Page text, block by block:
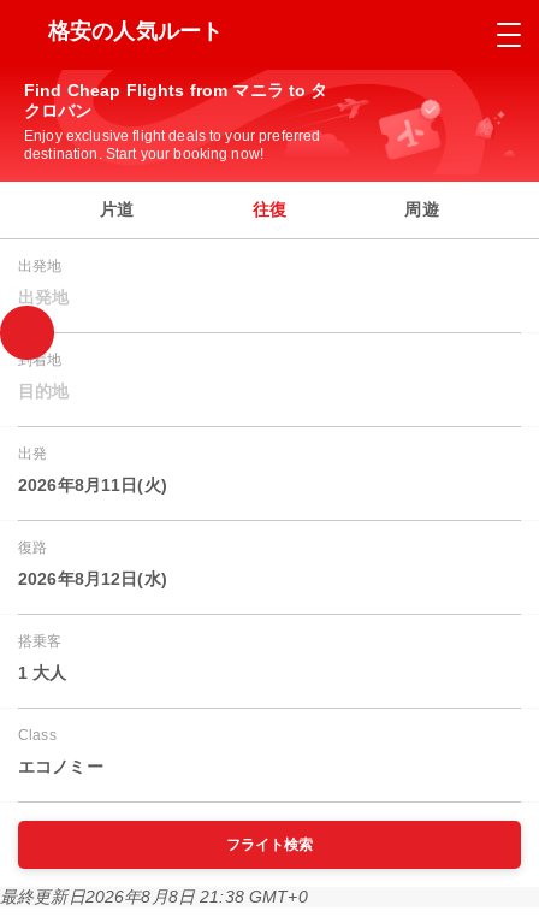
格安の人気ルート
Find Cheap Flights from マニラ to タ
クロバン
Enjoy exclusive flight deals to your preferred
destination. Start your booking now!
片道 往復 周遊
出発地
出発地
到着地
目的地
出発
2026年8月11日(火)
復路
2026年8月12日(水)
搭乗客
1 大人
Class
エコノミー
フライト検索
最終更新日2026年8月8日 21:38 GMT+0